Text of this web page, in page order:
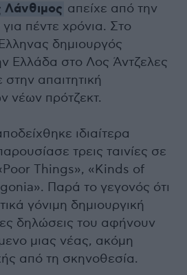
Λάνθιμος απείχε από την
πέντε χρόνια. Στο
δημιουργός
Ελλάδα στο Λος Άντζελες
απαιτητική
νέων πρότζεκτ.
ιδιαίτερα
τρεις ταινίες σε
Things», «Kinds of
Παρά το γεγονός ότι
γόνιμη δημιουργική
δηλώσεις του αφήνουν
μιας νέας, ακόμη
από τη σκηνοθεσία.